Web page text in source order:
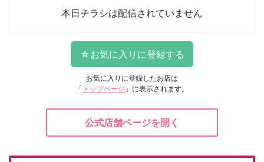
本日チラシは配信されていません
お気に入りに登録したお店は
「 トップページ 」に表示されます。
公式店舗ページを開く